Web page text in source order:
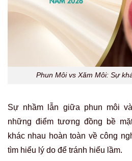
Phun Môi vs Xăm Môi: Sự
Sự nhầm lẫn giữa phun môi
những điểm tương đồng bề
khác nhau hoàn toàn về công
tìm hiểu lý do để tránh hiểu lầm.